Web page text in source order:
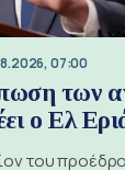
07:00
των
ο Ελ
του